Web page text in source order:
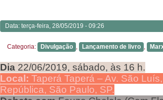
Data: terça-feira, 28/05/2019 - 09:26
Categoria: Divulgação Lançamento de livro
Dia 22/06/2019, sábado, às 16 h.
Local: Taperá Taperá – Av. São
República, São Paulo, SP.